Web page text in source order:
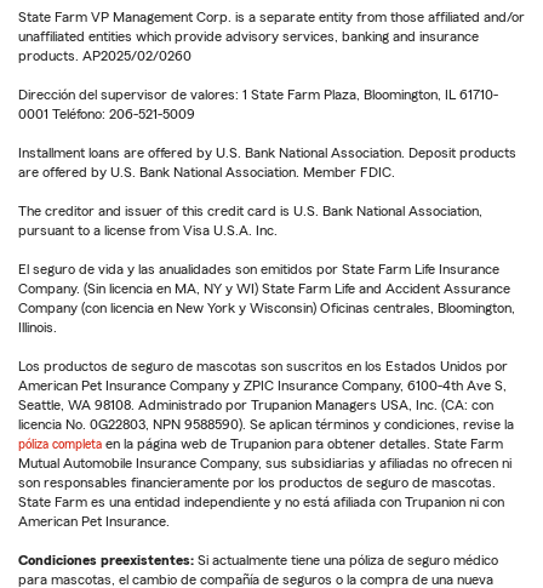
State Farm VP Management Corp. is a separate entity from those affiliated and/or
unaffiliated entities which provide advisory services, banking and insurance
products. AP2025/02/0260
Dirección del supervisor de valores: 1 State Farm Plaza, Bloomington, IL 61710-
0001 Teléfono: 206-521-5009
Installment loans are offered by U.S. Bank National Association. Deposit products
are offered by U.S. Bank National Association. Member FDIC.
The creditor and issuer of this credit card is U.S. Bank National Association,
pursuant to a license from Visa U.S.A. Inc.
El seguro de vida y las anualidades son emitidos por State Farm Life Insurance
Company. (Sin licencia en MA, NY y WI) State Farm Life and Accident Assurance
Company (con licencia en New York y Wisconsin) Oficinas centrales, Bloomington,
Illinois.
Los productos de seguro de mascotas son suscritos en los Estados Unidos por
American Pet Insurance Company y ZPIC Insurance Company, 6100-4th Ave S,
Seattle, WA 98108. Administrado por Trupanion Managers USA, Inc. (CA: con
licencia No. 0G22803, NPN 9588590). Se aplican términos y condiciones, revise la
póliza completa en la página web de Trupanion para obtener detalles. State Farm
Mutual Automobile Insurance Company, sus subsidiarias y afiliadas no ofrecen ni
son responsables financieramente por los productos de seguro de mascotas.
State Farm es una entidad independiente y no está afiliada con Trupanion ni con
American Pet Insurance.
Condiciones preexistentes: Si actualmente tiene una póliza de seguro médico
para mascotas, el cambio de compañía de seguros o la compra de una nueva